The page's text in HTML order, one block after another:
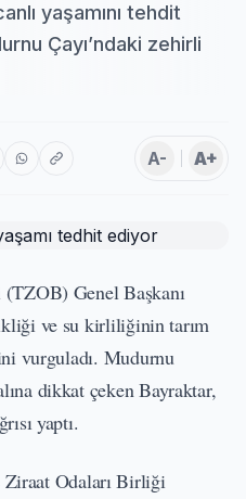
yaşamını tehdit
Çayı’ndaki zehirli
A- A+
Genel Başkanı
ve su kirliliğinin tarım
vurguladı. Mudurnu
dikkat çeken Bayraktar,
yaptı.
Odaları Birliği